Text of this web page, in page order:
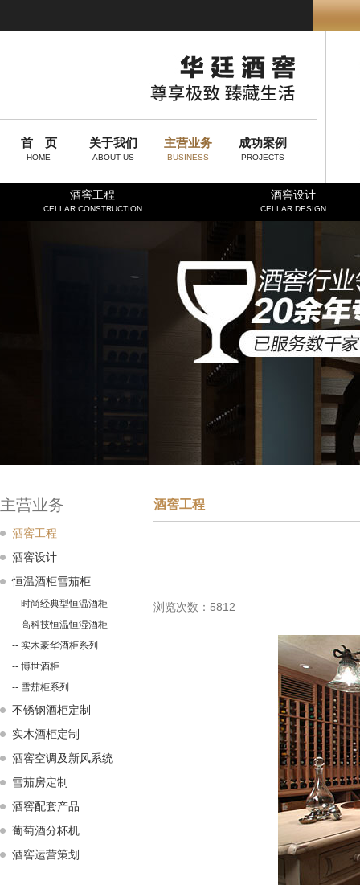
首 页
HOME
关于我们
ABOUT US
主营业务
BUSINESS
成功案例
PROJECTS
酒窖工程
CELLAR CONSTRUCTION
酒窖设计
CELLAR DESIGN
主营业务
酒窖工程
酒窖设计
恒温酒柜雪茄柜
-- 时尚经典型恒温酒柜
-- 高科技恒温恒湿酒柜
-- 实木豪华酒柜系列
-- 博世酒柜
-- 雪茄柜系列
不锈钢酒柜定制
实木酒柜定制
酒窖空调及新风系统
雪茄房定制
酒窖配套产品
葡萄酒分杯机
酒窖运营策划
酒窖工程
浏览次数：5812